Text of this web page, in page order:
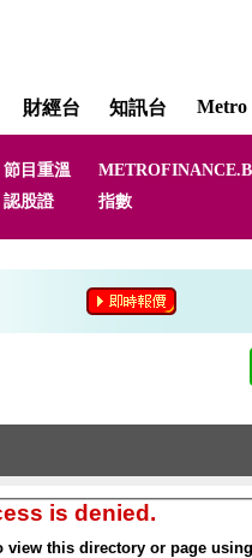
財經台 知訊台 Metro
節目重溫
認股證 指數